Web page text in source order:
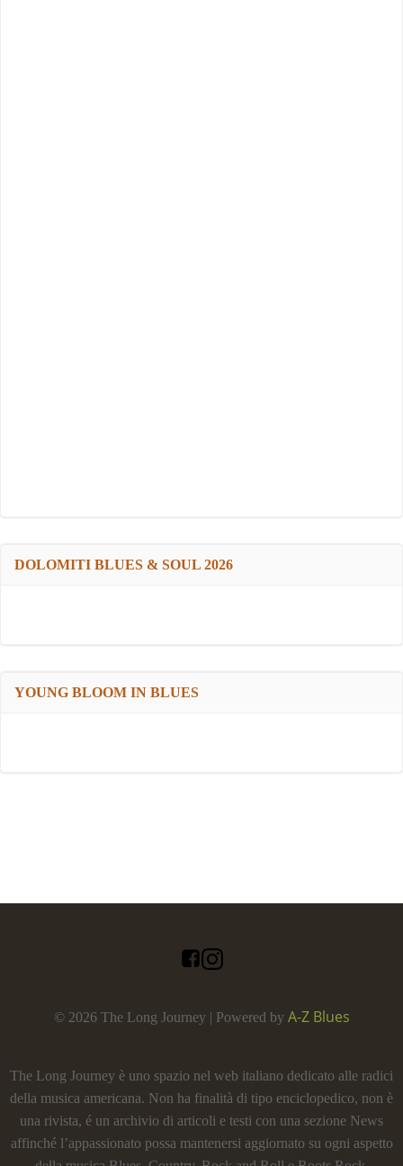
DOLOMITI BLUES & SOUL 2026
YOUNG BLOOM IN BLUES
© 2026 The Long Journey | Powered by A-Z Blues
The Long Journey è uno spazio nel web italiano dedicato alle radici
della musica americana. Non ha finalità di tipo enciclopedico, non è
una rivista, é un archivio di articoli e testi con una sezione News
affinché l’appassionato possa mantenersi aggiornato su ogni aspetto